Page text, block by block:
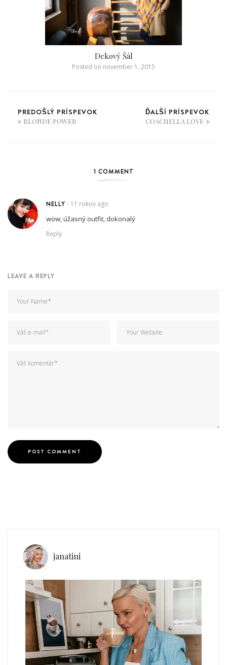
Dekový Šál
Posted on november 1, 2015
PREDOŠLÝ PRÍSPEVOK
BLONDE POWER
ĎALŠÍ PRÍSPEVOK
COACHELLA LOVE
1 COMMENT
NELLY • 11 rokov ago
wow, úžasný outfit, dokonalý
Reply
LEAVE A REPLY
janatini